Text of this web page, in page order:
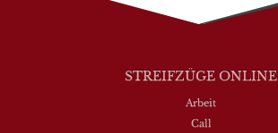
STREIFZÜGE ONLINE
Arbeit
Call